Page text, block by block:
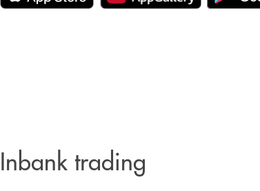
Inbank trading